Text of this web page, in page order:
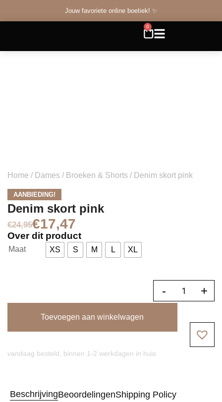
Jouw favoriete online boetiek! ✨
0
Home / Dames / Broeken & Shorts / Denim skort pink
AANBIEDING!
Denim skort pink
€24,95€17,47
Over dit product
Maat XS S M L XL
- +
Toevoegen aan winkelwagen
vandaag besteld, binnen 1-2 werkdagen in huis
BeschrijvingBeoordelingenShipping Policy